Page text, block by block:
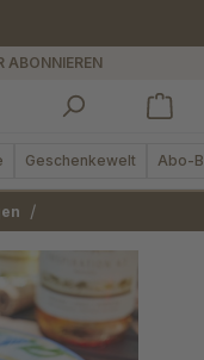
ABONNIEREN
Geschenkewelt Abo-
/